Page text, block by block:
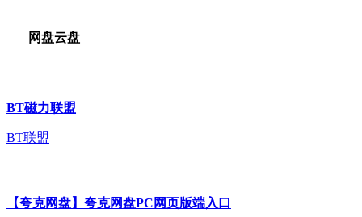
网盘云盘
BT磁力联盟
BT联盟
【夸克网盘】夸克网盘PC网页版端入口